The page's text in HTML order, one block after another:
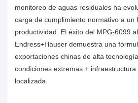
monitoreo de aguas residuales ha
carga de cumplimiento normativo a un
productividad. El éxito del MPG-6099
Endress+Hauser demuestra una
exportaciones chinas de alta
condiciones extremas + infraestructura
localizada.